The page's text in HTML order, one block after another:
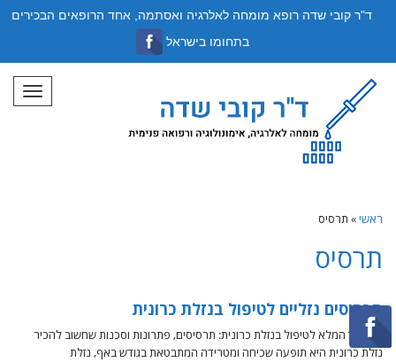
תפריט
ראשי» תרסיס
תרסיס
תרסיסים נזליים לטיפול בנזלת כרונית
המדריך המלא לטיפול בנזלת כרונית: תרסיסים, פתרונות וסכנות שחשוב להכיר ​
נזלת כרונית היא תופעה שכיחה ומטרידה המתבטאת בגודש באף, נזלת
ד"ר קובי שדה רופא מומחה לאלרגיה ואסתמה, אחד הרופאים הבכירים
בתחומו בישראל